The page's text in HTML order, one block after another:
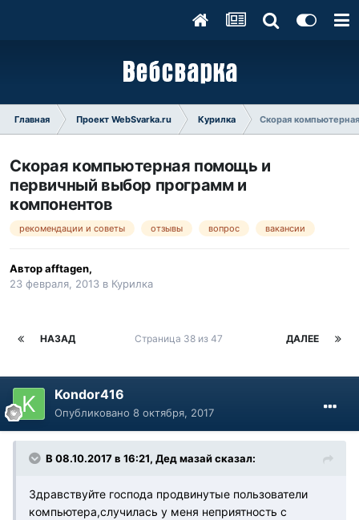
Главная Проект WebSvarka.ru Курилка Скорая
Скорая компьютерная помощь и
первичный выбор программ и
компонентов
рекомендации и советы отзывы вопрос вакансии
Авторafftagen,
23 февраля, 2013 в Курилка
НАЗАД ДАЛЕЕ
Страница 38 из 47
Kondor416
Опубликовано 8 октября, 2017
В 08.10.2017 в 16:21, Дед мазай сказал:
Здравствуйте господа продвинутые пользователи
компьютера,случилась у меня неприятность с